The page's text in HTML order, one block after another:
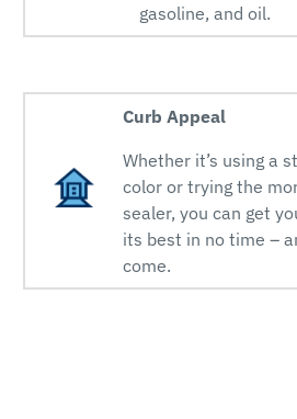
gasoline, and oil.
Curb Appeal
Whether it’s using a
color or trying the
sealer, you can get
its best in no time –
come.